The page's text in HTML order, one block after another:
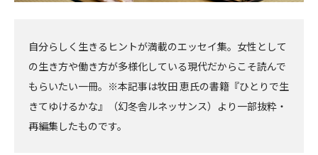
自分らしく生きるヒントが満載のエッセイ集。女性として
の生き方や働き方が多様化している現代だからこそ読んで
もらいたい一冊。※本記事は牧田 恵氏の書籍『ひとりで生
きてゆけるかな』（幻冬舎ルネッサンス）より一部抜粋・
再編集したものです。